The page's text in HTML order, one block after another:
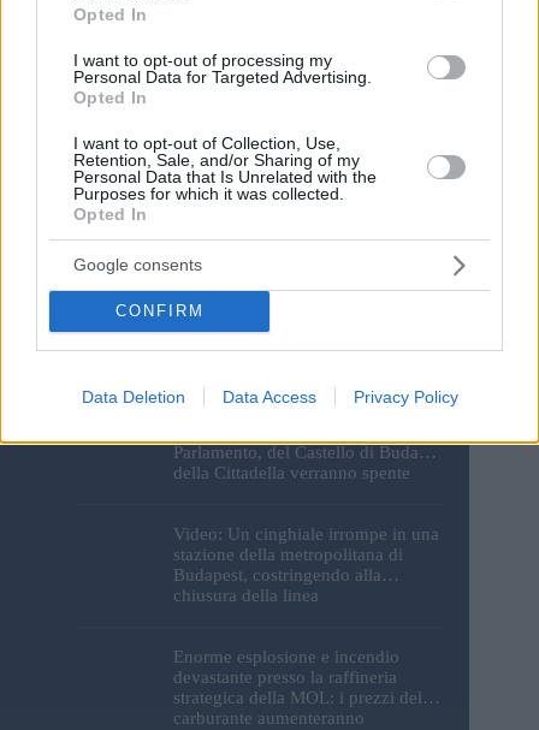
Opted In
I want to opt-out of processing my
Personal Data for Targeted Advertising.
Opted In
I want to opt-out of Collection, Use,
Retention, Sale, and/or Sharing of my
Personal Data that Is Unrelated with the
Purposes for which it was collected.
Opted In
Google consents
CONFIRM
Data Deletion Data Access Privacy Policy
next time I comment.
Post Comment
I monumenti di Budapest
Parlamento, del Castello di Buda e
della Cittadella verranno spente
Video: Un cinghiale irrompe in una
stazione della metropolitana di
Budapest, costringendo alla
chiusura della linea
Enorme esplosione e incendio
devastante presso la raffineria
strategica della MOL: i prezzi del
carburante aumenteranno